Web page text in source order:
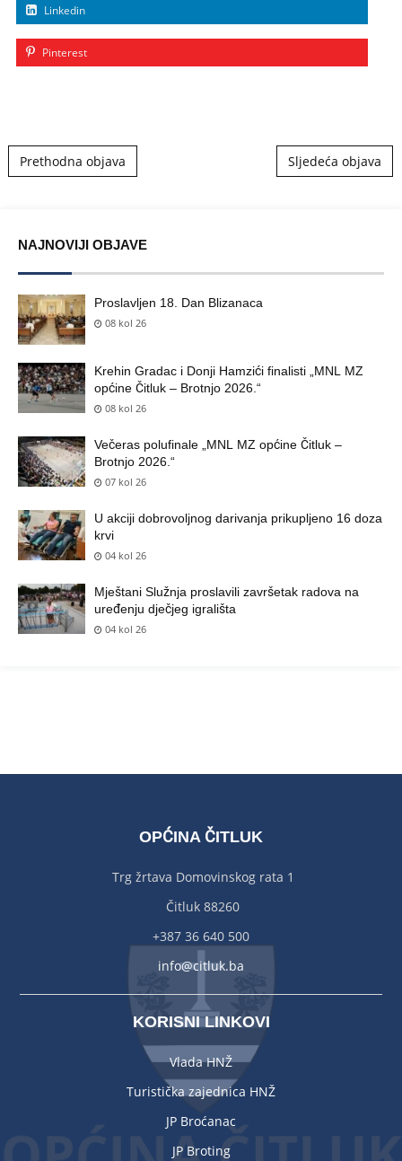
Linkedin
Pinterest
Post navigation
Prethodna objava Sljedeća objava
NAJNOVIJI OBJAVE
Proslavljen 18. Dan Blizanaca
08 kol 26
Krehin Gradac i Donji Hamzići finalisti „MNL MZ
općine Čitluk – Brotnjo 2026.“
08 kol 26
Večeras polufinale „MNL MZ općine Čitluk –
Brotnjo 2026.“
07 kol 26
U akciji dobrovoljnog darivanja prikupljeno 16 doza
krvi
04 kol 26
Mještani Služnja proslavili završetak radova na
uređenju dječjeg igrališta
04 kol 26
OPĆINA ČITLUK
Trg žrtava Domovinskog rata 1
Čitluk 88260
+387 36 640 500
info@citluk.ba
KORISNI LINKOVI
Vlada HNŽ
Turistička zajednica HNŽ
JP Broćanac
JP Broting